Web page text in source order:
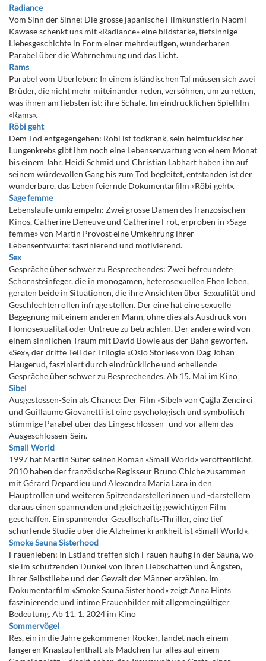
Radiance
Vom Sinn der Sinne: Die grosse japanische Filmkünstlerin Naomi
Kawase schenkt uns mit «Radiance» eine bildstarke, tiefsinnige
Liebesgeschichte in Form einer mehrdeutigen, wunderbaren
Parabel über die Wahrnehmung und das Licht.
Rams
Parabel vom Überleben: In einem isländischen Tal müssen sich zwei
Brüder, die nicht mehr miteinander reden, versöhnen, um zu retten,
was ihnen am liebsten ist: ihre Schafe. Im eindrücklichen Spielfilm
«Rams».
Röbi geht
Dem Tod entgegengehen: Röbi ist todkrank, sein heimtückischer
Lungenkrebs gibt ihm noch eine Lebenserwartung von einem Monat
bis einem Jahr. Heidi Schmid und Christian Labhart haben ihn auf
seinem würdevollen Gang bis zum Tod begleitet, entstanden ist der
wunderbare, das Leben feiernde Dokumentarfilm «Röbi geht».
Sage femme
Lebensläufe umkrempeln: Zwei grosse Damen des französischen
Kinos, Catherine Deneuve und Catherine Frot, erproben in «Sage
femme» von Martin Provost eine Umkehrung ihrer
Lebensentwürfe: faszinierend und motivierend.
Sex
Gespräche über schwer zu Besprechendes: Zwei befreundete
Schornsteinfeger, die in monogamen, heterosexuellen Ehen leben,
geraten beide in Situationen, die ihre Ansichten über Sexualität und
Geschlechterrollen infrage stellen. Der eine hat eine sexuelle
Begegnung mit einem anderen Mann, ohne dies als Ausdruck von
Homosexualität oder Untreue zu betrachten. Der andere wird von
einem sinnlichen Traum mit David Bowie aus der Bahn geworfen.
«Sex», der dritte Teil der Trilogie «Oslo Stories» von Dag Johan
Haugerud, fasziniert durch eindrückliche und erhellende
Gespräche über schwer zu Besprechendes. Ab 15. Mai im Kino
Sibel
Ausgestossen-Sein als Chance: Der Film «Sibel» von Çağla Zencirci
und Guillaume Giovanetti ist eine psychologisch und symbolisch
stimmige Parabel über das Eingeschlossen- und vor allem das
Ausgeschlossen-Sein.
Small World
1997 hat Martin Suter seinen Roman «Small World» veröffentlicht.
2010 haben der französische Regisseur Bruno Chiche zusammen
mit Gérard Depardieu und Alexandra Maria Lara in den
Hauptrollen und weiteren Spitzendarstellerinnen und -darstellern
daraus einen spannenden und gleichzeitig gewichtigen Film
geschaffen. Ein spannender Gesellschafts-Thriller, eine tief
schürfende Studie über die Alzheimerkrankheit ist «Small World».
Smoke Sauna Sisterhood
Frauenleben: In Estland treffen sich Frauen häufig in der Sauna, wo
sie im schützenden Dunkel von ihren Liebschaften und Ängsten,
ihrer Selbstliebe und der Gewalt der Männer erzählen. Im
Dokumentarfilm «Smoke Sauna Sisterhood» zeigt Anna Hints
faszinierende und intime Frauenbilder mit allgemeingültiger
Bedeutung. Ab 11. 1. 2024 im Kino
Sommervögel
Res, ein in die Jahre gekommener Rocker, landet nach einem
längeren Knastaufenthalt als Mädchen für alles auf einem